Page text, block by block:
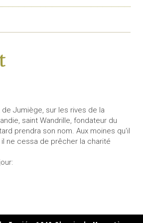
de Jumiège, sur les rives de la
saint Wandrille, fondateur du
prendra son nom. Aux moines qu'il
ne cessa de prêcher la charité